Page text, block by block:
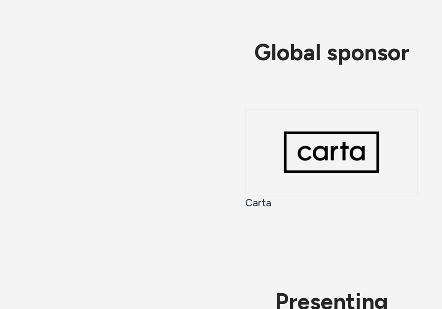
Global sponsor
Carta
Presenting